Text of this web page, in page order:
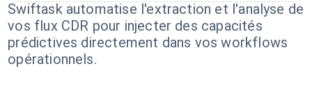
Swiftask automatise l'extraction et l'analyse de
vos flux CDR pour injecter des capacités
prédictives directement dans vos workflows
opérationnels.